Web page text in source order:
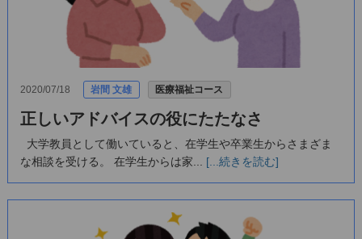
2020/07/18 岩間 文雄 医療福祉コース
正しいアドバイスの役にたたなさ
大学教員として働いていると、在学生や卒業生からさまざま
な相談を受ける。 在学生からは家... [...続きを読む]